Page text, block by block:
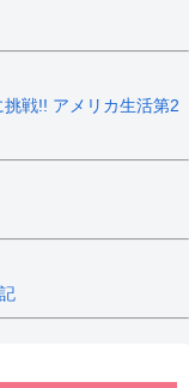
戦!! アメリカ生活第2